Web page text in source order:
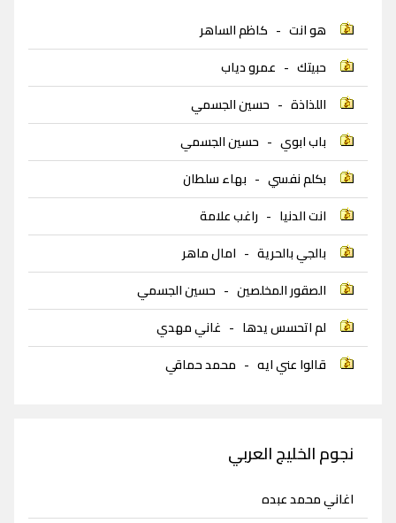
هو انت - كاظم الساهر
حبيتك - عمرو دياب
اللذاذة - حسين الجسمي
باب ابوي - حسين الجسمي
بكلم نفسي - بهاء سلطان
انت الدنيا - راغب علامة
بالجي بالحرية - امال ماهر
الصقور المخلصين - حسين الجسمي
لم اتحسس يدها - غاني مهدي
قالوا عني ايه - محمد حماقي
نجوم الخليج العربي
اغاني محمد عبده